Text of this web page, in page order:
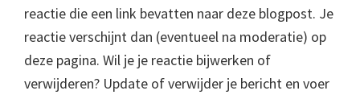
reactie die een link bevatten naar deze blogpost. Je
reactie verschijnt dan (eventueel na moderatie) op
deze pagina. Wil je je reactie bijwerken of
verwijderen? Update of verwijder je bericht en voer